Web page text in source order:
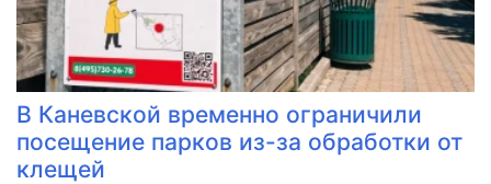
В Каневской временно ограничили
посещение парков из-за обработки от
клещей